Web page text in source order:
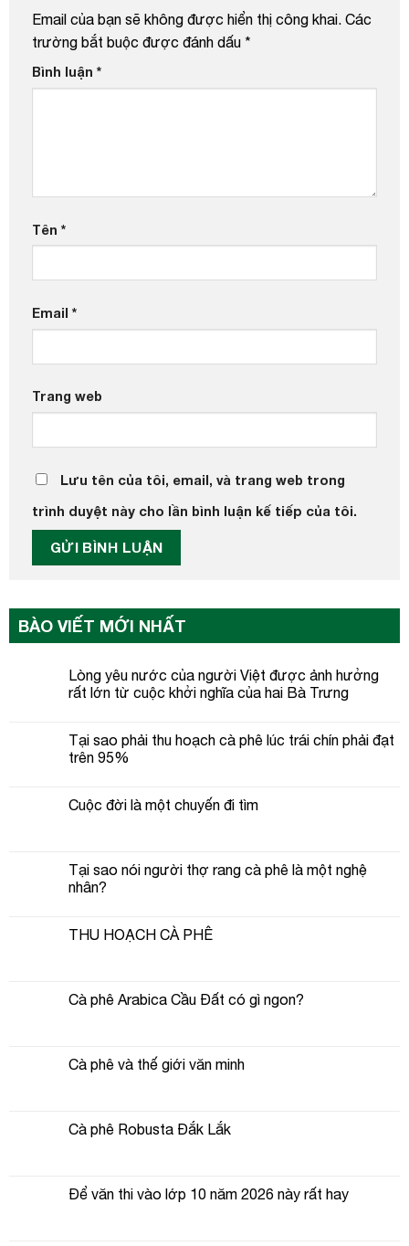
Email của bạn sẽ không được hiển thị công khai. Các
trường bắt buộc được đánh dấu *
Bình luận *
Tên *
Email *
Trang web
Lưu tên của tôi, email, và trang web trong
trình duyệt này cho lần bình luận kế tiếp của tôi.
BÀO VIẾT MỚI NHẤT
Lòng yêu nước của người Việt được ảnh hưởng
rất lớn từ cuộc khởi nghĩa của hai Bà Trưng
Tại sao phải thu hoạch cà phê lúc trái chín phải đạt
trên 95%
Cuộc đời là một chuyến đi tìm
Tại sao nói người thợ rang cà phê là một nghệ
nhân?
THU HOẠCH CÀ PHÊ
Cà phê Arabica Cầu Đất có gì ngon?
Cà phê và thế giới văn minh
Cà phê Robusta Đắk Lắk
Để văn thi vào lớp 10 năm 2026 này rất hay